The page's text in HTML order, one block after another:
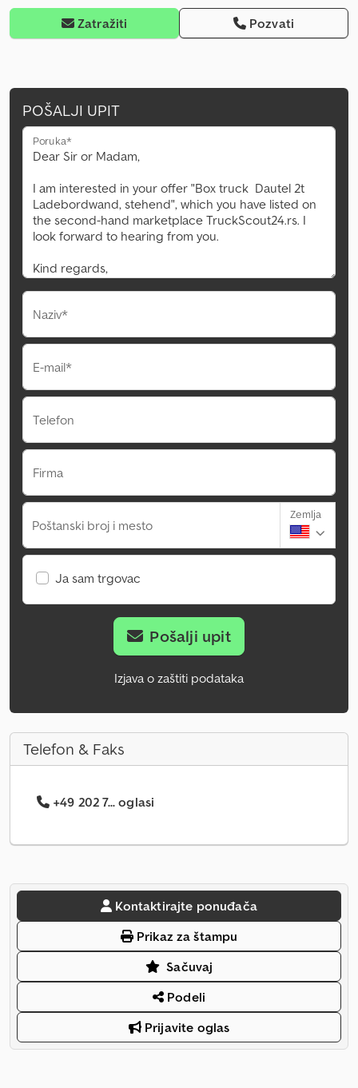
Zatražiti Pozvati
POŠALJI UPIT
Poruka*
Naziv*
E-mail*
Telefon
Firma
Poštanski broj i mesto
Zemlja
Ja sam trgovac
Pošalji upit
Izjava o zaštiti podataka
Telefon & Faks
+49 202 7... oglasi
Kontaktirajte ponuđača
Prikaz za štampu
Sačuvaj
Podeli
Prijavite oglas